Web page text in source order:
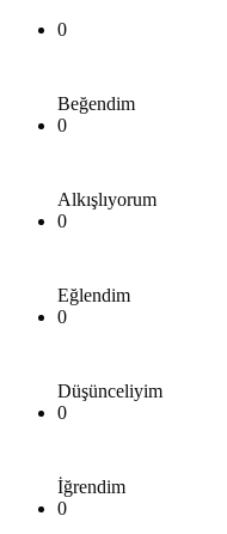
0
Beğendim
0
Alkışlıyorum
0
Eğlendim
0
Düşünceliyim
0
İğrendim
0